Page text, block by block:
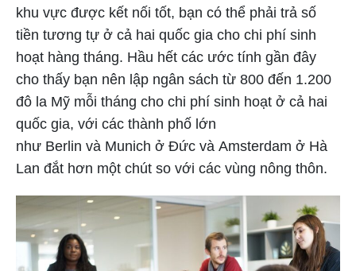
khu vực được kết nối tốt, bạn có thể phải trả số
tiền tương tự ở cả hai quốc gia cho chi phí sinh
hoạt hàng tháng. Hầu hết các ước tính gần đây
cho thấy bạn nên lập ngân sách từ 800 đến 1.200
đô la Mỹ mỗi tháng cho chi phí sinh hoạt ở cả hai
quốc gia, với các thành phố lớn
như Berlin và Munich ở Đức và Amsterdam ở Hà
Lan đắt hơn một chút so với các vùng nông thôn.